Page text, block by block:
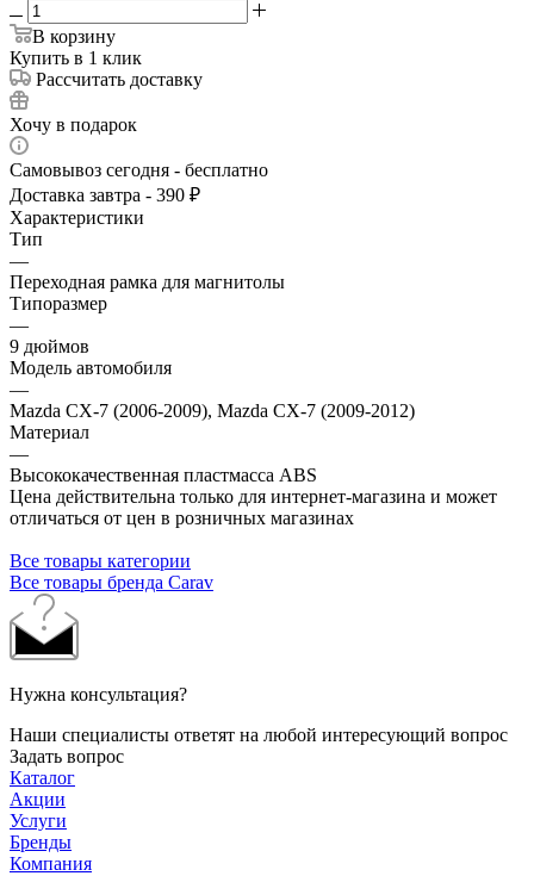
В корзину
Купить в 1 клик
Рассчитать доставку
Хочу в подарок
Самовывоз сегодня - бесплатно
Доставка завтра - 390 ₽
Характеристики
Тип
—
Переходная рамка для магнитолы
Типоразмер
—
9 дюймов
Модель автомобиля
—
Mazda CX-7 (2006-2009), Mazda CX-7 (2009-2012)
Материал
—
Высококачественная пластмасса ABS
Цена действительна только для интернет-магазина и может
отличаться от цен в розничных магазинах
Все товары категории
Все товары бренда Carav
Нужна консультация?
Наши специалисты ответят на любой интересующий вопрос
Задать вопрос
Каталог
Акции
Услуги
Бренды
Компания